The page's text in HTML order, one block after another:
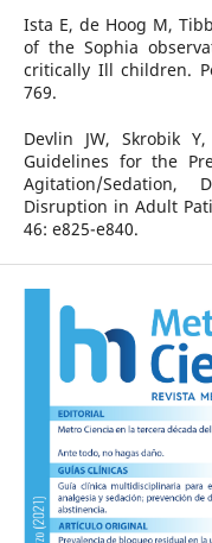
Ista E, de Hoog M,
of the Sophia
critically Ill children.
769.
Devlin JW, Skrobik
Guidelines for the
Agitation/Sedation,
Disruption in Adult
46: e825-e840.